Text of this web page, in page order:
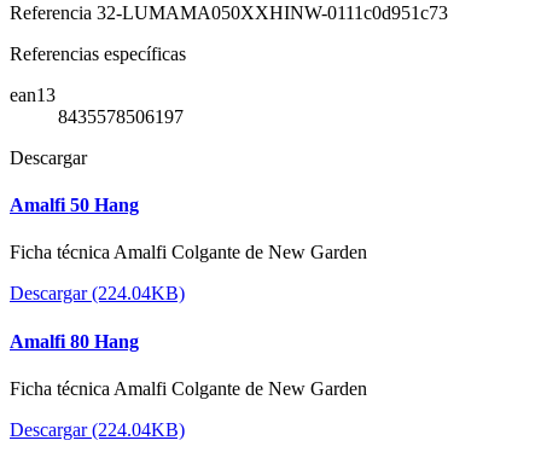
Referencia 32-LUMAMA050XXHINW-0111c0d951c73
Referencias específicas
ean13
8435578506197
Descargar
Amalfi 50 Hang
Ficha técnica Amalfi Colgante de New Garden
Descargar (224.04KB)
Amalfi 80 Hang
Ficha técnica Amalfi Colgante de New Garden
Descargar (224.04KB)